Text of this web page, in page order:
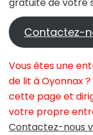
gratuite de votre
Contactez-
Vous êtes une
de lit à Oyonnax
cette page et
votre propre
Contactez-nous